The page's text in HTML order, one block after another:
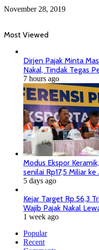
November 28, 2019
Most Viewed
Dirjen Pajak Minta
Nakal, Tindak Tegas
7 hours ago
Modus Ekspor
senilai Rp17,5 Miliar
5 days ago
Kejar Target Rp.56,3
Wajib Pajak Nakal
1 week ago
Popular
Recent